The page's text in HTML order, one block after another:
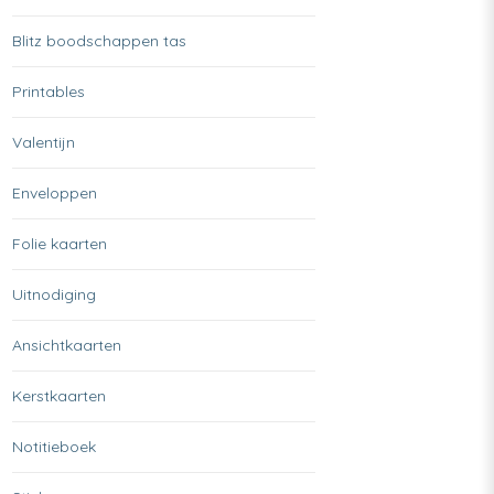
Blitz boodschappen tas
Printables
Valentijn
Enveloppen
Folie kaarten
Uitnodiging
Ansichtkaarten
Kerstkaarten
Notitieboek